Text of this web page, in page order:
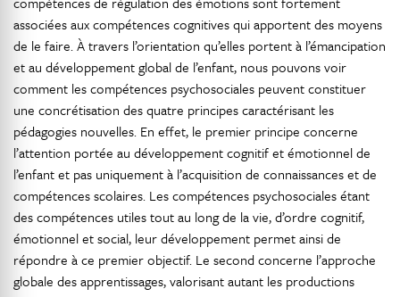
associées aux compétences cognitives qui apportent des moyens
de le faire. À travers l’orientation qu’elles portent à l’émancipation
et au développement global de l’enfant, nous pouvons voir
comment les compétences psychosociales peuvent constituer
une concrétisation des quatre principes caractérisant les
pédagogies nouvelles. En effet, le premier principe concerne
l’attention portée au développement cognitif et émotionnel de
l’enfant et pas uniquement à l’acquisition de connaissances et de
compétences scolaires. Les compétences psychosociales étant
des compétences utiles tout au long de la vie, d’ordre cognitif,
émotionnel et social, leur développement permet ainsi de
répondre à ce premier objectif. Le second concerne l’approche
globale des apprentissages, valorisant autant les productions